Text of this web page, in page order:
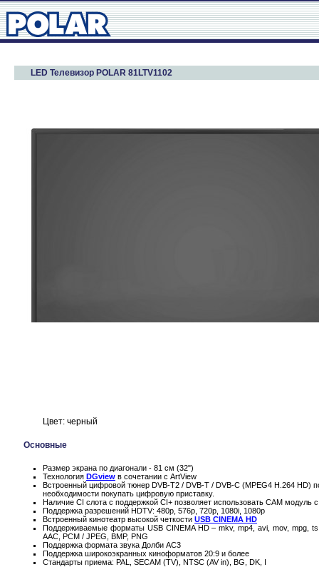
LED Телевизор POLAR 81LTV1102
Цвет: черный
Основные
Размер экрана по диагонали - 81 см (32")
Технология DGview в сочетании с ArtView
Встроенный цифровой тюнер DVB-T2 / DVB-T / DVB-C (MPEG4 H.264 HD)
необходимости покупать цифровую приставку.
Наличие CI слота с поддержкой CI+ позволяет использовать CAM
Поддержка разрешений HDTV: 480p, 576p, 720p, 1080i, 1080p
Встроенный кинотеатр высокой четкости USB CINEMA HD
Поддерживаемые форматы USB CINEMA HD – mkv, mp4, avi, mov, mpg,
AAC, PCM / JPEG, BMP, PNG
Поддержка формата звука Долби AC3
Поддержка широкоэкранных киноформатов 20:9 и более
Стандарты приема: PAL, SECAM (TV), NTSC (AV in), BG, DK, I